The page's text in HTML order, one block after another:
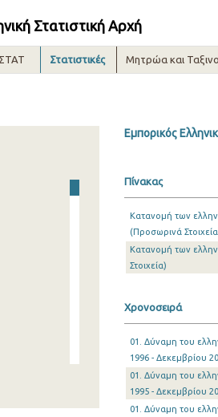
Στατιστική Αρχή
Στατιστικές Μητρώα και
Εμπορικός
Πίνακας
Κατανομή των
(Προσωρινά
Κατανομή των
Στοιχεία)
Χρονοσειρά
01. Δύναμη του
1996 - Δεκεμβρίου
01. Δύναμη του
1995 - Δεκεμβρίου
01. Δύναμη του